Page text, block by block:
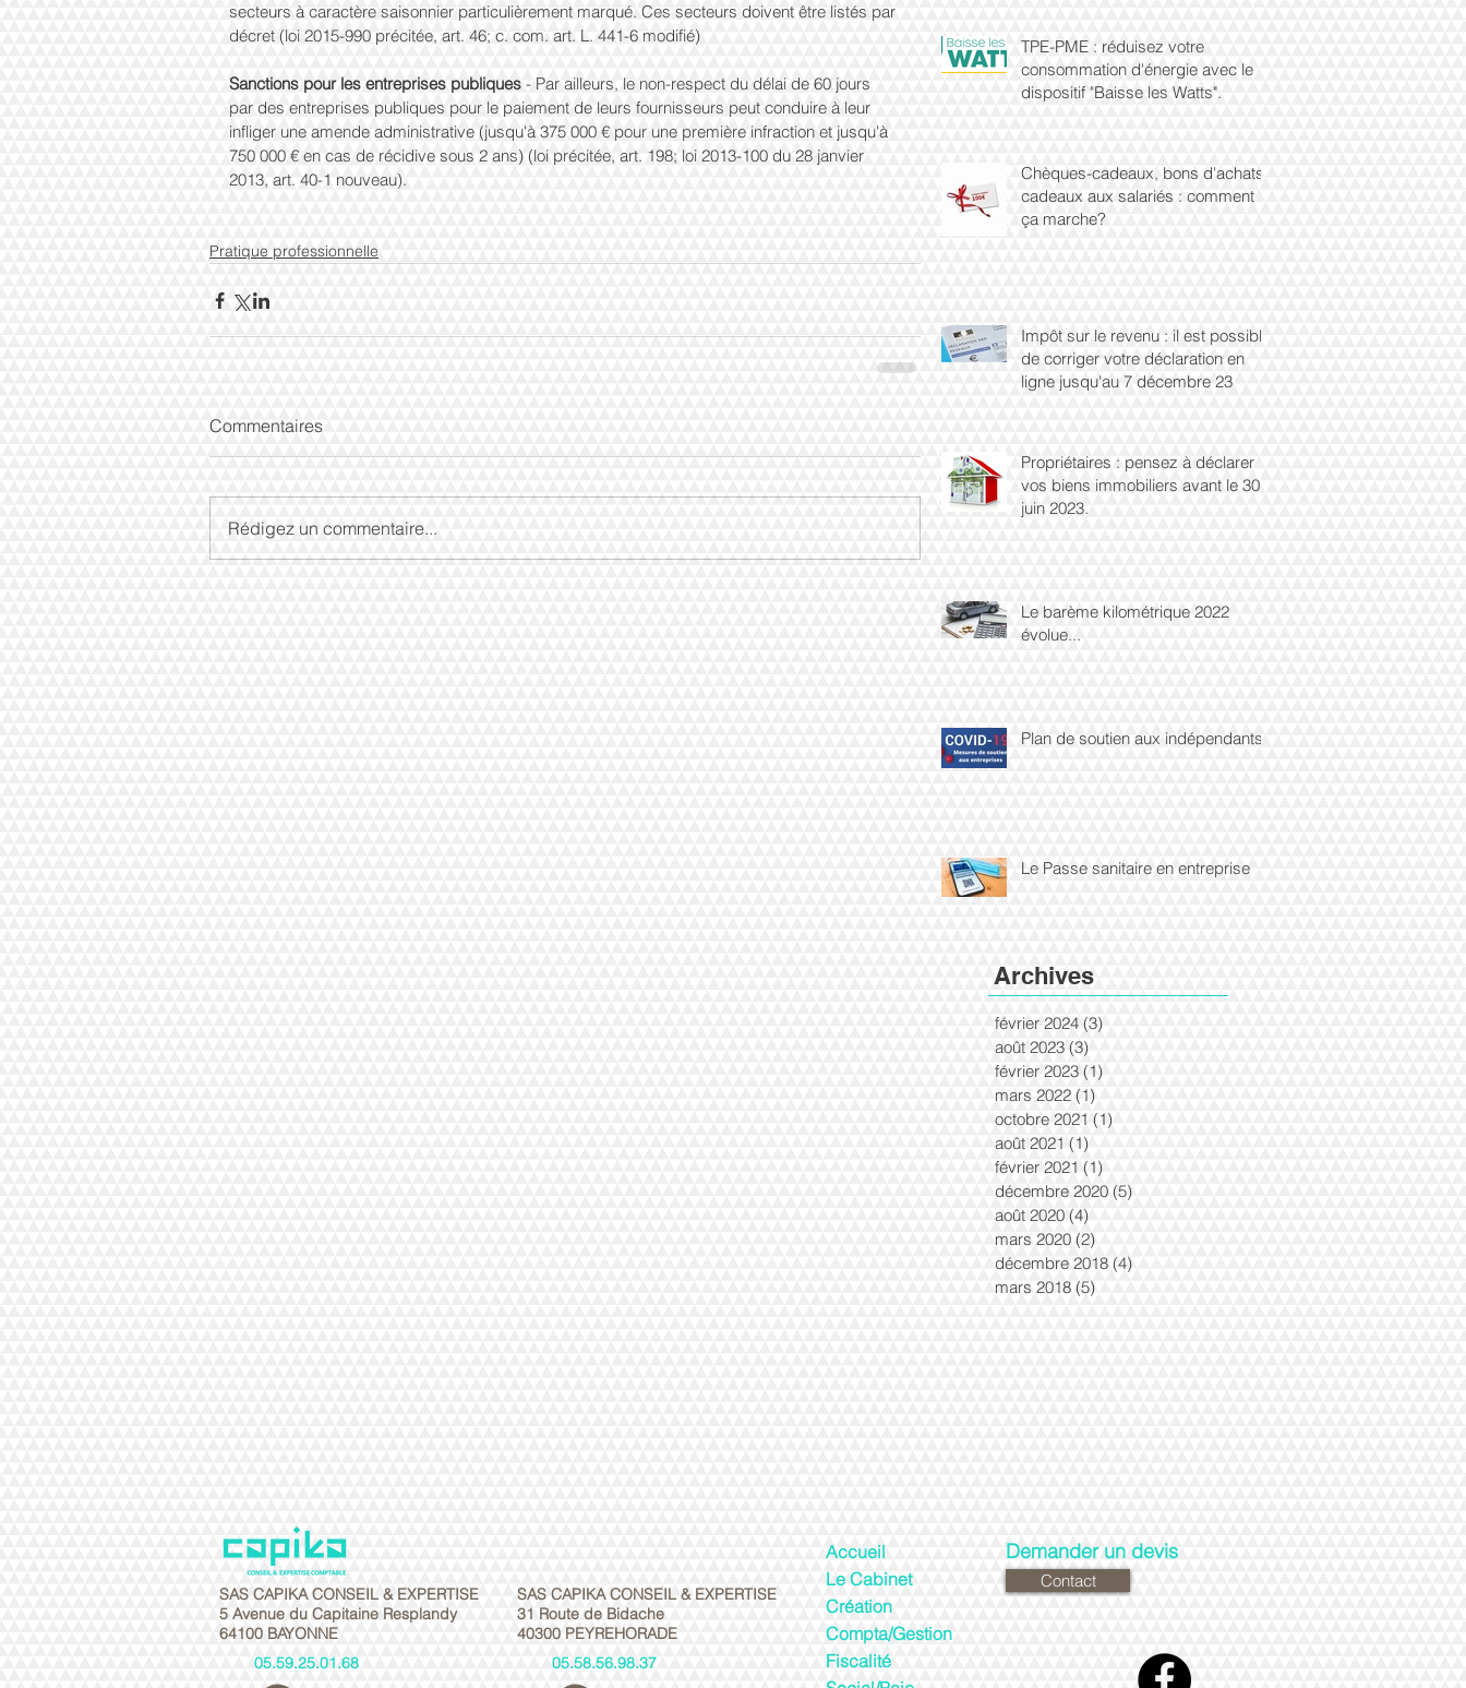
secteurs à caractère saisonnier particulièrement marqué. Ces secteurs doivent être listés par
décret (loi 2015-990 précitée, art. 46; c. com. art. L. 441-6 modifié)
Sanctions pour les entreprises publiques - Par ailleurs, le non-respect du délai de 60 jours
par des entreprises publiques pour le paiement de leurs fournisseurs peut conduire à leur
infliger une amende administrative (jusqu'à 375 000 € pour une première infraction et jusqu'à
750 000 € en cas de récidive sous 2 ans) (loi précitée, art. 198; loi 2013-100 du 28 janvier
2013, art. 40-1 nouveau).
Pratique professionnelle
Commentaires
Rédigez un commentaire...
TPE-PME : réduisez votre
consommation d'énergie avec le
dispositif "Baisse les Watts".
Chèques-cadeaux, bons d'achats,
cadeaux aux salariés : comment
ça marche?
Impôt sur le revenu : il est possible
de corriger votre déclaration en
ligne jusqu'au 7 décembre 23
Propriétaires : pensez à déclarer
vos biens immobiliers avant le 30
juin 2023.
Le barème kilométrique 2022
évolue...
Plan de soutien aux indépendants
Le Passe sanitaire en entreprise
Archives
février 2024 (3)
août 2023 (3)
février 2023 (1)
mars 2022 (1)
octobre 2021 (1)
août 2021 (1)
février 2021 (1)
décembre 2020 (5)
août 2020 (4)
mars 2020 (2)
décembre 2018 (4)
mars 2018 (5)
SAS CAPIKA CONSEIL & EXPERTISE
5 Avenue du Capitaine Resplandy
64100 BAYONNE
05.59.25.01.68
SAS CAPIKA CONSEIL & EXPERTISE
31 Route de Bidache
40300 PEYREHORADE
05.58.56.98.37
Accueil
Le Cabinet
Création
Compta/Gestion
Fiscalité
Demander un devis
Contact